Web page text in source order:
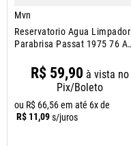
Mvn
Reservatorio Agua Limpador
Parabrisa Passat 1975 76 A
R$ 59,90 à vista no
Pix/Boleto
ou R$ 66,56em até 6x de
R$ 11,09s/juros